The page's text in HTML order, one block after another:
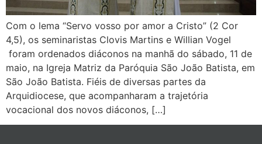
Com o lema “Servo vosso por amor a Cristo” (2 Cor
4,5), os seminaristas Clovis Martins e Willian Vogel
foram ordenados diáconos na manhã do sábado, 11 de
maio, na Igreja Matriz da Paróquia São João Batista, em
São João Batista. Fiéis de diversas partes da
Arquidiocese, que acompanharam a trajetória
vocacional dos novos diáconos, […]